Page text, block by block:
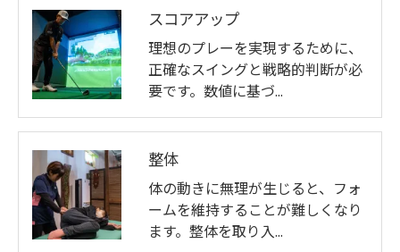
スコアアップ
理想のプレーを実現するために、
正確なスイングと戦略的判断が必
要です。数値に基づ…
整体
体の動きに無理が生じると、フォ
ームを維持することが難しくなり
ます。整体を取り入…